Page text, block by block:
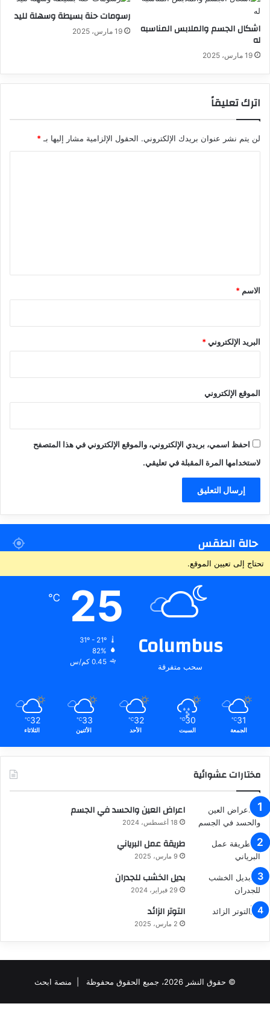
اشكال الجسم والملابس المناسبه
له
19 مارس، 2025
رسومات حنة بسيطة وسهلة لليد
19 مارس، 2025
اترك تعليقاً
لن يتم نشر عنوان بريدك الإلكتروني. الحقول الإلزامية مشار إليها بـ *
*
الاسم *
البريد الإلكتروني*
الموقع الإلكتروني
احفظ اسمي، بريدي الإلكتروني، والموقع الإلكتروني في هذا المتصفح
لاستخدامها المرة المقبلة في تعليقي.
حالة الطقس
تحتاج إلى تعيين الموقع.
Columbus
سحب متفرقة
25
℃
31º - 21º
82%
0.45 كم/س
31
℃
الجمعة
30
℃
السبت
32
℃
الأحد
33
℃
الأثنين
32
℃
الثلاثاء
مختارات عشوائية
اعراض العين والحسد في الجسم
18 أغسطس، 2024
طريقة عمل البرياني
9 مارس، 2025
بديل الخشب للجدران
29 فبراير، 2024
التوتر الزائد
2 مارس، 2025
© حقوق النشر 2026، جميع الحقوق محفوظة | منصة ابحث